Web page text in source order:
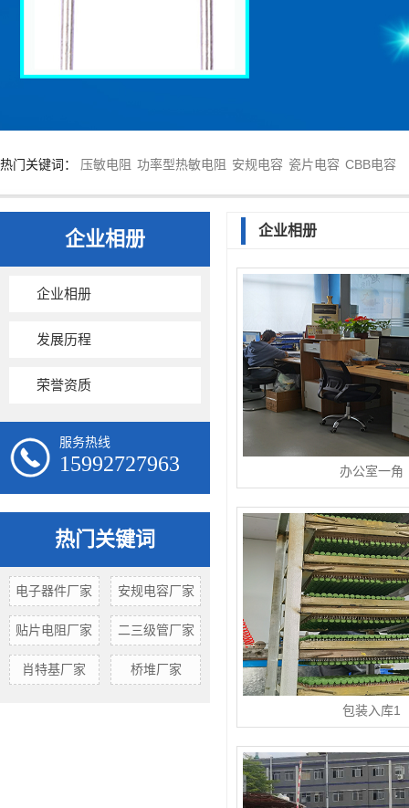
热门关键词： 压敏电阻 功率型热敏电阻 安规电容 瓷片电容 CBB电容
企业相册
企业相册
发展历程
荣誉资质
服务热线
15992727963
热门关键词
电子器件厂家 安规电容厂家
贴片电阻厂家 二三级管厂家
肖特基厂家 桥堆厂家
企业相册
办公室一角
包装入库1